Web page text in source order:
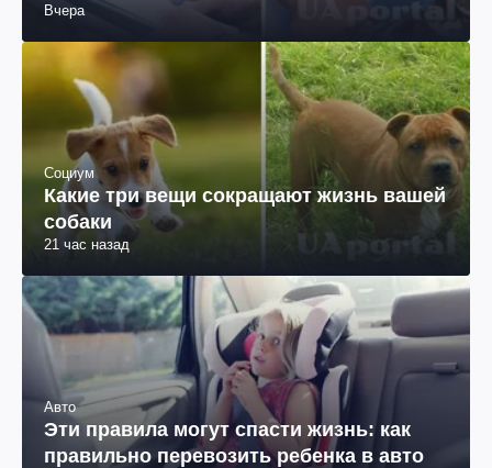
Вчера
Социум
Какие три вещи сокращают жизнь вашей
собаки
21 час назад
Авто
Эти правила могут спасти жизнь: как
правильно перевозить ребенка в авто